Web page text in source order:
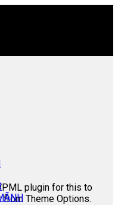
plugin for this to
from Theme Options.